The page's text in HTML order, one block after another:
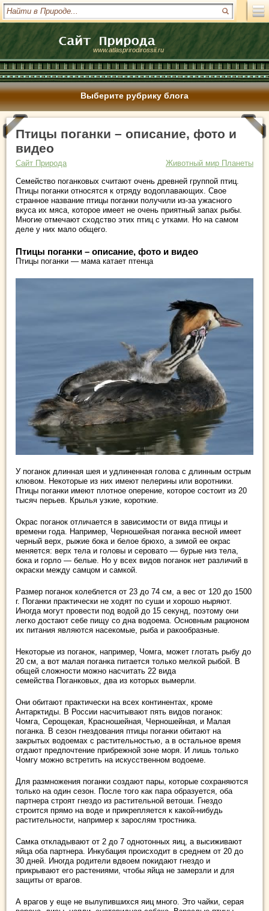
www.atlasprirodirossii.ru
Выберите рубрику блога
Птицы поганки – описание, фото и
видео
Сайт Природа
Животный мир Планеты
Семейство поганковых считают очень древней группой птиц.
Птицы поганки относятся к отряду водоплавающих. Свое
странное название птицы поганки получили из-за ужасного
вкуса их мяса, которое имеет не очень приятный запах рыбы.
Многие отмечают сходство этих птиц с утками. Но на самом
деле у них мало общего.
Птицы поганки – описание, фото и видео
Птицы поганки — мама катает птенца
У поганок длинная шея и удлиненная голова с длинным острым
клювом. Некоторые из них имеют пелерины или воротники.
Птицы поганки имеют плотное оперение, которое состоит из 20
тысяч перьев. Крылья узкие, короткие.
Окрас поганок отличается в зависимости от вида птицы и
времени года. Например, Черношейная поганка весной имеет
черный верх, рыжие бока и белое брюхо, а зимой ее окрас
меняется: верх тела и головы и серовато — бурые низ тела,
бока и горло — белые. Но у всех видов поганок нет различий в
окраски между самцом и самкой.
Размер поганок колеблется от 23 до 74 см, а вес от 120 до 1500
г. Поганки практически не ходят по суши и хорошо ныряют.
Иногда могут провести под водой до 15 секунд, поэтому они
легко достают себе пищу со дна водоема. Основным рационом
их питания являются насекомые, рыба и ракообразные.
Некоторые из поганок, например, Чомга, может глотать рыбу до
20 см, а вот малая поганка питается только мелкой рыбой. В
общей сложности можно насчитать 22 вида
семейства Поганковых, два из которых вымерли.
Они обитают практически на всех континентах, кроме
Антарктиды. В России насчитывают пять видов поганок:
Чомга, Серощекая, Красношейная, Черношейная, и Малая
поганка. В сезон гнездования птицы поганки обитают на
закрытых водоемах с растительностью, а в остальное время
отдают предпочтение прибрежной зоне моря. И лишь только
Чомгу можно встретить на искусственном водоеме.
Для размножения поганки создают пары, которые сохраняются
только на один сезон. После того как пара образуется, оба
партнера строят гнездо из растительной ветоши. Гнездо
строится прямо на воде и прикрепляется к какой-нибудь
растительности, например к зарослям тростника.
Самка откладывают от 2 до 7 однотонных яиц, а высиживают
яйца оба партнера. Инкубация происходит в среднем от 20 до
30 дней. Иногда родители вдвоем покидают гнездо и
прикрывают его растениями, чтобы яйца не замерзли и для
защиты от врагов.
А врагов у еще не вылупившихся яиц много. Это чайки, серая